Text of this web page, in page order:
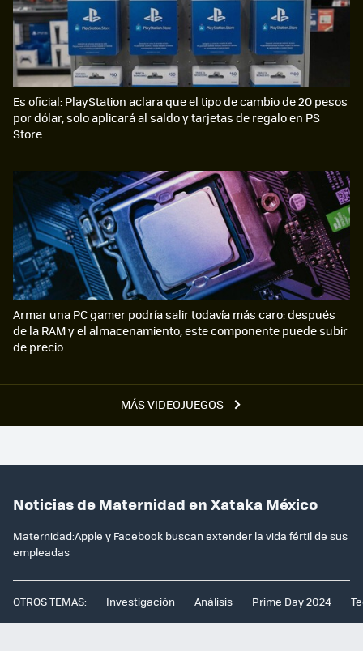
MÁS VIDEOJUEGOS
Es oficial: PlayStation aclara que el tipo de cambio de 20 pesos
por dólar, solo aplicará al saldo y tarjetas de regalo en PS
Store
Armar una PC gamer podría salir todavía más caro: después
de la RAM y el almacenamiento, este componente puede subir
de precio
Noticias de Maternidad en Xataka México
Maternidad:Apple y Facebook buscan extender la vida fértil de sus
empleadas
OTROS TEMAS: Investigación Análisis Prime Day 2024